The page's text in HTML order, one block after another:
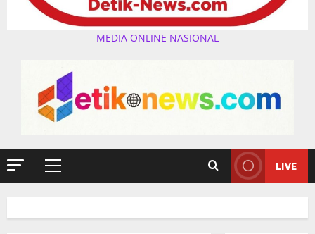
MEDIA ONLINE NASIONAL
Primary
LIVE